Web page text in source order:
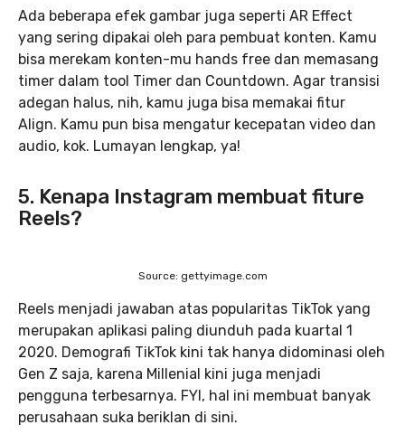
Ada beberapa efek gambar juga seperti AR Effect
yang sering dipakai oleh para pembuat konten. Kamu
bisa merekam konten-mu hands free dan memasang
timer dalam tool Timer dan Countdown. Agar transisi
adegan halus, nih, kamu juga bisa memakai fitur
Align. Kamu pun bisa mengatur kecepatan video dan
audio, kok. Lumayan lengkap, ya!
5. Kenapa Instagram membuat fiture
Reels?
Source: gettyimage.com
Reels menjadi jawaban atas popularitas TikTok yang
merupakan aplikasi paling diunduh pada kuartal 1
2020. Demografi TikTok kini tak hanya didominasi oleh
Gen Z saja, karena Millenial kini juga menjadi
pengguna terbesarnya. FYI, hal ini membuat banyak
perusahaan suka beriklan di sini.